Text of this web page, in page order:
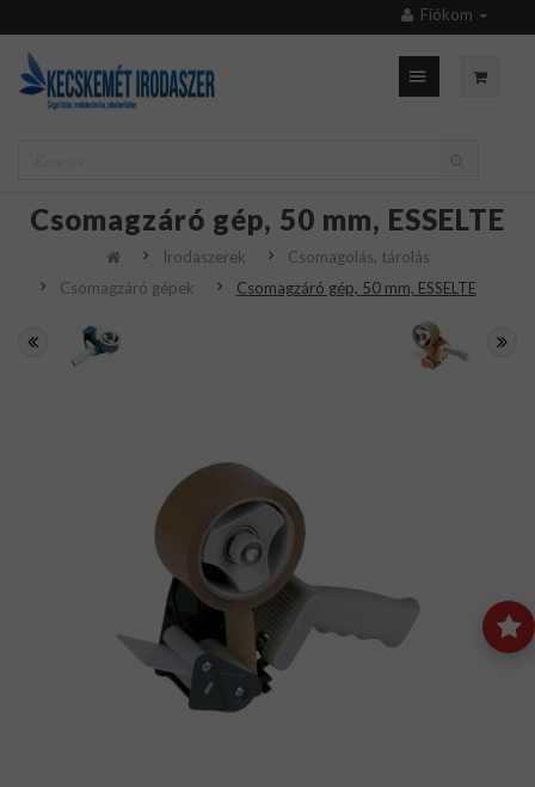
Fiókom
Csomagzáró gép, 50 mm, ESSELTE
Irodaszerek
Csomagolás, tárolás
Csomagzáró gépek
Csomagzáró gép, 50 mm, ESSELTE